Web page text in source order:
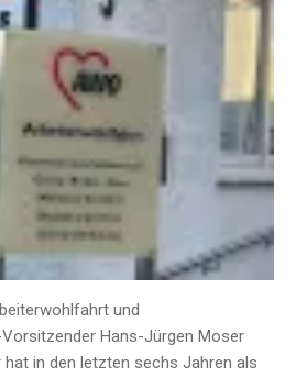
und
Hans-Jürgen Moser
in den letzten sechs Jahren als